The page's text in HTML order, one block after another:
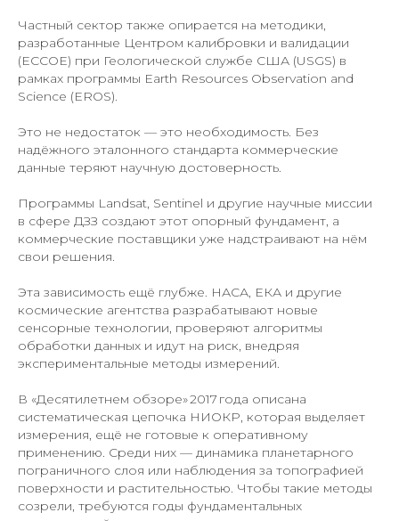
Частный сектор также опирается на методики,
разработанные Центром калибровки и валидации
(ECCOE) при Геологической службе США (USGS) в
рамках программы Earth Resources Observation and
Science (EROS).
Это не недостаток — это необходимость. Без
надёжного эталонного стандарта коммерческие
данные теряют научную достоверность.
Программы Landsat, Sentinel и другие научные миссии
в сфере ДЗЗ создают этот опорный фундамент, а
коммерческие поставщики уже надстраивают на нём
свои решения.
Эта зависимость ещё глубже. НАСА, ЕКА и другие
космические агентства разрабатывают новые
сенсорные технологии, проверяют алгоритмы
обработки данных и идут на риск, внедряя
экспериментальные методы измерений.
В «Десятилетнем обзоре» 2017 года описана
систематическая цепочка НИОКР, которая выделяет
измерения, ещё не готовые к оперативному
применению. Среди них — динамика планетарного
пограничного слоя или наблюдения за топографией
поверхности и растительностью. Чтобы такие методы
созрели, требуются годы фундаментальных